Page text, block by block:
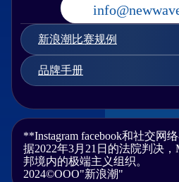
新浪潮比赛规例
品牌手册
**Instagram facebook和社交网
据2022年3月21日的法院判决
邦境内的极端主义组织。
2024©OOO"新浪潮"